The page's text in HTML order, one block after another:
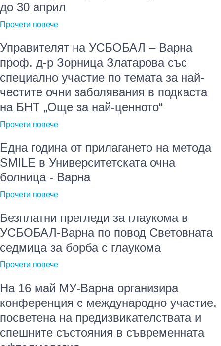
до 30 април
Прочети повече
Управителят на УСБОБАЛ – Варна
проф. д-р Зорница Златарова със
специално участие по темата за най-
честите очни заболявания в подкаста
на БНТ „Още за най-ценното“
Прочети повече
Една година от прилагането на метода
SMILE в Университетската очна
болница - Варна
Прочети повече
Безплатни прегледи за глаукома в
УСБОБАЛ-Варна по повод Световната
седмица за борба с глаукома
Прочети повече
На 16 май МУ-Варна организира
конференция с международно участие,
посветена на предизвикателствата и
спешните състояния в съвременната